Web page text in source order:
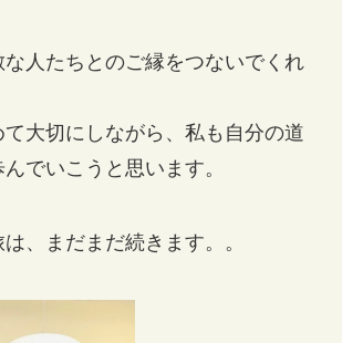
人たちとのご縁をつないでくれ
大切にしながら、私も自分の道
でいこうと思います。
、まだまだ続きます。。